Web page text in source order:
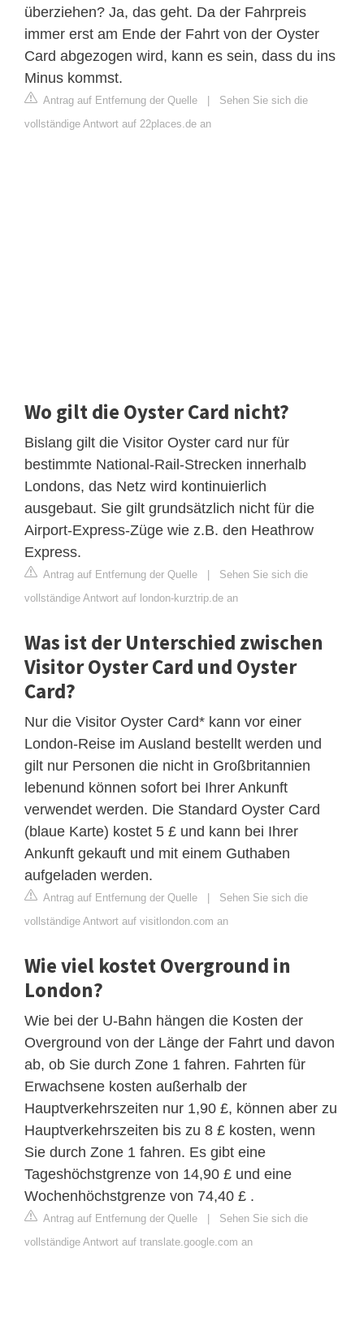
überziehen? Ja, das geht. Da der Fahrpreis
immer erst am Ende der Fahrt von der Oyster
Card abgezogen wird, kann es sein, dass du ins
Minus kommst.
Antrag auf Entfernung der Quelle | Sehen Sie sich die
vollständige Antwort auf 22places.de an
Wo gilt die Oyster Card nicht?
Bislang gilt die Visitor Oyster card nur für
bestimmte National-Rail-Strecken innerhalb
Londons, das Netz wird kontinuierlich
ausgebaut. Sie gilt grundsätzlich nicht für die
Airport-Express-Züge wie z.B. den Heathrow
Express.
Antrag auf Entfernung der Quelle | Sehen Sie sich die
vollständige Antwort auf london-kurztrip.de an
Was ist der Unterschied zwischen
Visitor Oyster Card und Oyster
Card?
Nur die Visitor Oyster Card* kann vor einer
London-Reise im Ausland bestellt werden und
gilt nur Personen die nicht in Großbritannien
lebenund können sofort bei Ihrer Ankunft
verwendet werden. Die Standard Oyster Card
(blaue Karte) kostet 5 £ und kann bei Ihrer
Ankunft gekauft und mit einem Guthaben
aufgeladen werden.
Antrag auf Entfernung der Quelle | Sehen Sie sich die
vollständige Antwort auf visitlondon.com an
Wie viel kostet Overground in
London?
Wie bei der U-Bahn hängen die Kosten der
Overground von der Länge der Fahrt und davon
ab, ob Sie durch Zone 1 fahren. Fahrten für
Erwachsene kosten außerhalb der
Hauptverkehrszeiten nur 1,90 £, können aber zu
Hauptverkehrszeiten bis zu 8 £ kosten, wenn
Sie durch Zone 1 fahren. Es gibt eine
Tageshöchstgrenze von 14,90 £ und eine
Wochenhöchstgrenze von 74,40 £ .
Antrag auf Entfernung der Quelle | Sehen Sie sich die
vollständige Antwort auf translate.google.com an